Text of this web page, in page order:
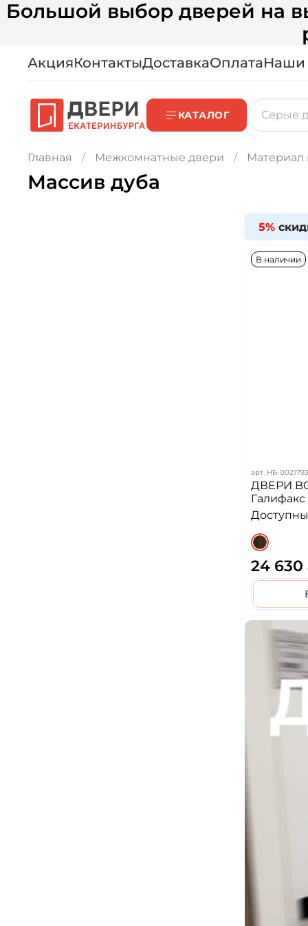
Большой выбор дверей на
АкцияКонтактыДоставкаОплатаНаши
КАТАЛОГ
Главная Межкомнатные двери Материал
Массив дуба
5%
В наличии
арт. НБ-
ДВЕРИ
Галифакс
24 630